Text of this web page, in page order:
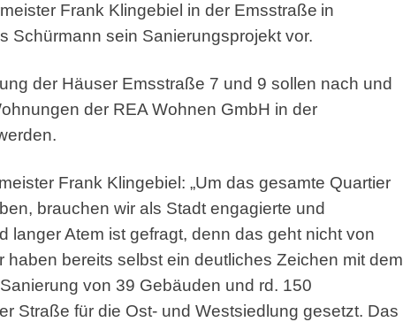
Frank Klingebiel in der Emsstraße in
Schürmann sein Sanierungsprojekt vor.
der Häuser Emsstraße 7 und 9 sollen nach und
der REA Wohnen GmbH in der
Frank Klingebiel: „Um das gesamte Quartier
brauchen wir als Stadt engagierte und
langer Atem ist gefragt, denn das geht nicht von
haben bereits selbst ein deutliches Zeichen mit dem
von 39 Gebäuden und rd. 150
Straße für die Ost- und Westsiedlung gesetzt. Das